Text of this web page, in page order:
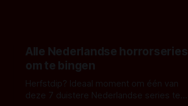
Alle Nederlandse horrorseries
om te bingen
Herfstdip? Ideaal moment om één van
deze 7 duistere Nederlandse series te